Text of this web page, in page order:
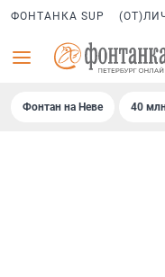
ФОНТАНКА SUP
Фонтан на Неве 40